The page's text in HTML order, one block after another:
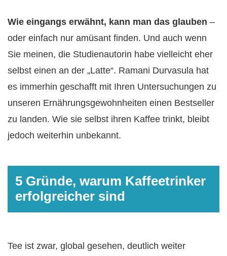
Wie eingangs erwähnt, kann man das glauben –
oder einfach nur amüsant finden. Und auch wenn
Sie meinen, die Studienautorin habe vielleicht eher
selbst einen an der „Latte“. Ramani Durvasula hat
es immerhin geschafft mit Ihren Untersuchungen zu
unseren Ernährungsgewohnheiten einen Bestseller
zu landen. Wie sie selbst ihren Kaffee trinkt, bleibt
jedoch weiterhin unbekannt.
5 Gründe, warum Kaffeetrinker
erfolgreicher sind
Tee ist zwar, global gesehen, deutlich weiter